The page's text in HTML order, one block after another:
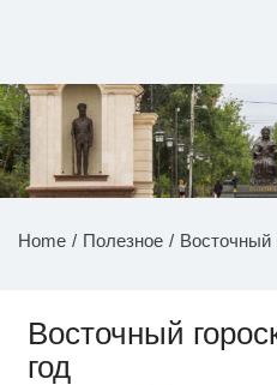
НОВОСТИ
Home Полезное Восточный
Восточный
год